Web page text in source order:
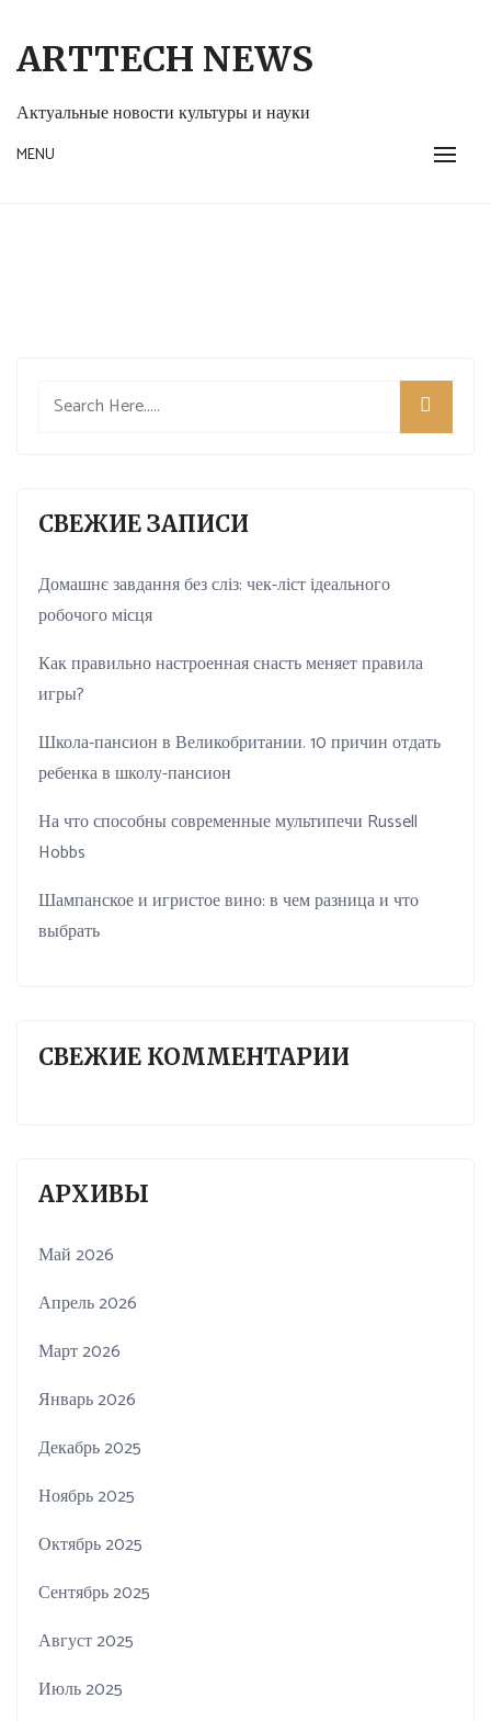
content
ARTTECH NEWS
Актуальные новости культуры и науки
MENU
СВЕЖИЕ ЗАПИСИ
Домашнє завдання без сліз: чек-ліст ідеального
робочого місця
Как правильно настроенная снасть меняет правила
игры?
Школа-пансион в Великобритании. 10 причин отдать
ребенка в школу-пансион
На что способны современные мультипечи Russell
Hobbs
Шампанское и игристое вино: в чем разница и что
выбрать
СВЕЖИЕ КОММЕНТАРИИ
АРХИВЫ
Май 2026
Апрель 2026
Март 2026
Январь 2026
Декабрь 2025
Ноябрь 2025
Октябрь 2025
Сентябрь 2025
Август 2025
Июль 2025